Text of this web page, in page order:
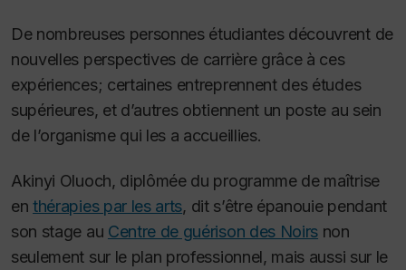
De nombreuses personnes étudiantes découvrent de
nouvelles perspectives de carrière grâce à ces
expériences; certaines entreprennent des études
supérieures, et d’autres obtiennent un poste au sein
de l’organisme qui les a accueillies.
Akinyi Oluoch, diplômée du programme de maîtrise
enthérapies par les arts, dit s’être épanouie pendant
son stage au Centre de guérison des Noirs non
seulement sur le plan professionnel, mais aussi sur le